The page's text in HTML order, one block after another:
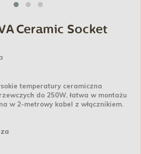
Ceramic Socket
temperatury ceramiczna
do 250W, łatwa w montażu
w 2-metrowy kabel z włącznikiem.